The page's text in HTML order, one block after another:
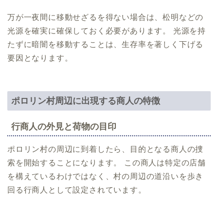
万が一夜間に移動せざるを得ない場合は、松明などの
光源を確実に確保しておく必要があります。 光源を持
たずに暗闇を移動することは、生存率を著しく下げる
要因となります。
ポロリン村周辺に出現する商人の特徴
行商人の外見と荷物の目印
ポロリン村の周辺に到着したら、目的となる商人の捜
索を開始することになります。 この商人は特定の店舗
を構えているわけではなく、村の周辺の道沿いを歩き
回る行商人として設定されています。